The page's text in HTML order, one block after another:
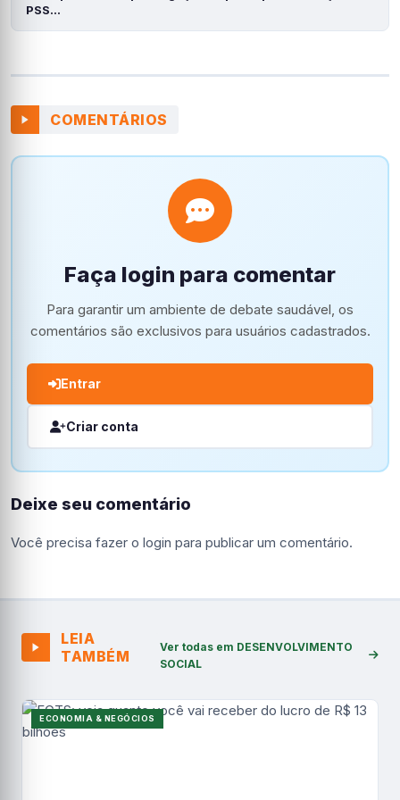
PSS…
COMENTÁRIOS
Faça login para comentar
Para garantir um ambiente de debate saudável, os
comentários são exclusivos para usuários cadastrados.
Entrar
Criar conta
Deixe seu comentário
Você precisa fazer o login para publicar um comentário.
LEIA
TAMBÉM
Ver todas em DESENVOLVIMENTO
SOCIAL
ECONOMIA & NEGÓCIOS